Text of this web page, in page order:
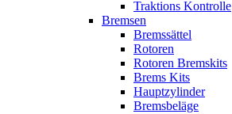
Traktions Kontrolle
Bremsen
Bremssättel
Rotoren
Rotoren Bremskits
Brems Kits
Hauptzylinder
Bremsbeläge